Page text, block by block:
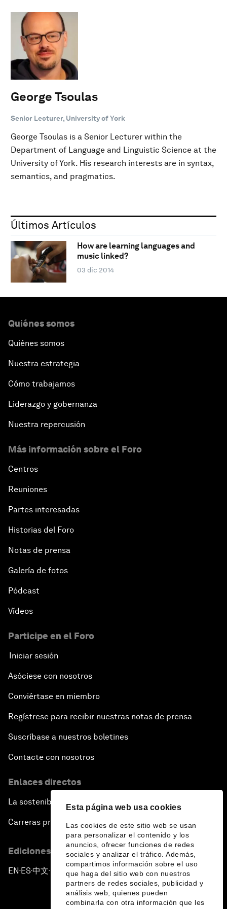
Esta página web usa cookies
Las cookies de este sitio web se usan
para personalizar el contenido y los
anuncios, ofrecer funciones de redes
sociales y analizar el tráfico. Además,
compartimos información sobre el uso
que haga del sitio web con nuestros
partners de redes sociales, publicidad y
análisis web, quienes pueden
combinarla con otra información que les
George Tsoulas
Senior Lecturer, University of York
George Tsoulas is a Senior Lecturer within the
Department of Language and Linguistic Science at the
University of York. His research interests are in syntax,
semantics, and pragmatics.
Últimos Artículos
How are learning languages and
music linked?
03 dic 2014
Quiénes somos
Quiénes somos
Nuestra estrategia
Cómo trabajamos
Liderazgo y gobernanza
Nuestra repercusión
Más información sobre el Foro
Centros
Reuniones
Partes interesadas
Historias del Foro
Notas de prensa
Galería de fotos
Pódcast
Vídeos
Participe en el Foro
Iniciar sesión
Asóciese con nosotros
Conviértase en miembro
Regístrese para recibir nuestras notas de prensa
Suscríbase a nuestros boletines
Contacte con nosotros
Enlaces directos
La sostenibilidad en el Foro
Carreras profesionales
Ediciones en otros idiomas
EN ▪ES▪中文▪ 日本語